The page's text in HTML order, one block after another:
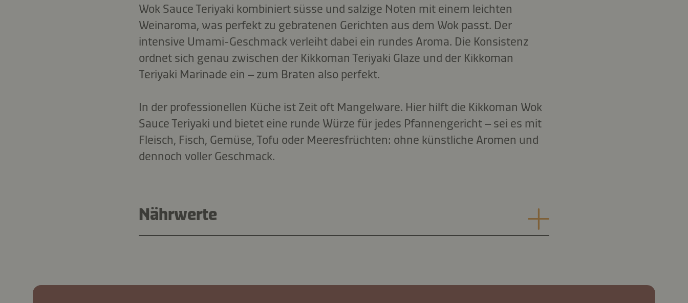
Wok Sauce Teriyaki kombiniert süsse und salzige Noten mit einem leichten
Weinaroma, was perfekt zu gebratenen Gerichten aus dem Wok passt. Der
intensive Umami-Geschmack verleiht dabei ein rundes Aroma. Die Konsistenz
ordnet sich genau zwischen der Kikkoman Teriyaki Glaze und der Kikkoman
Teriyaki Marinade ein – zum Braten also perfekt.
In der professionellen Küche ist Zeit oft Mangelware. Hier hilft die Kikkoman Wok
Sauce Teriyaki und bietet eine runde Würze für jedes Pfannengericht – sei es mit
Fleisch, Fisch, Gemüse, Tofu oder Meeresfrüchten: ohne künstliche Aromen und
dennoch voller Geschmack.
Nährwerte